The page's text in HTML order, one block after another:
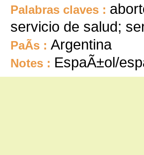
Palabras claves :
servicio de salud;
PaÃ­s : Argentina
Notes : EspaÃ±ol/